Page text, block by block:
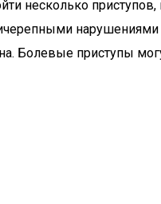
несколько
Болевые приступы